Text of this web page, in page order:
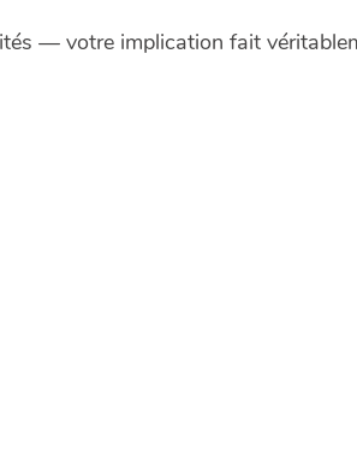
— votre implication fait